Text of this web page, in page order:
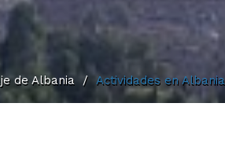
de Albania / Actividades en Albania